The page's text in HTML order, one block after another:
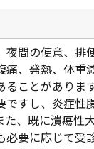
夜間の便意、排
痛、発熱、体重
ることがありま
ですし、炎症性
、既に潰瘍性
要に応じて受